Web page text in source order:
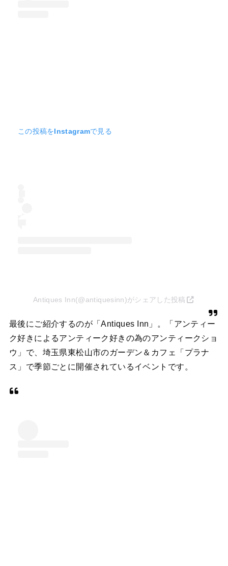
この投稿をInstagramで見る
Antiques Inn(@antiquesinn)がシェアした投稿
最後にご紹介するのが「Antiques Inn」。「アンティー
ク好きによるアンティーク好きの為のアンティークショ
ウ」で、埼玉県東松山市のガーデン＆カフェ「プラナ
ス」で季節ごとに開催されているイベントです。